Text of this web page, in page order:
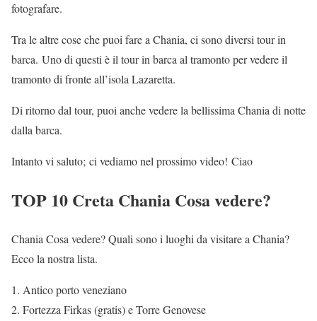
fotografare.
Tra le altre cose che puoi fare a Chania, ci sono diversi tour in
barca. Uno di questi è il tour in barca al tramonto per vedere il
tramonto di fronte all’isola Lazaretta.
Di ritorno dal tour, puoi anche vedere la bellissima Chania di notte
dalla barca.
Intanto vi saluto; ci vediamo nel prossimo video! Ciao
TOP 10 Creta Chania Cosa vedere?
Chania Cosa vedere? Quali sono i luoghi da visitare a Chania?
Ecco la nostra lista.
Antico porto veneziano
Fortezza Firkas (gratis) e Torre Genovese